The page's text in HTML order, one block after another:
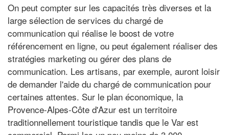
On peut compter sur les capacités très diverses et la
large sélection de services du chargé de
communication qui réalise le boost de votre
référencement en ligne, ou peut également réaliser des
stratégies marketing ou gérer des plans de
communication. Les artisans, par exemple, auront loisir
de demander l'aide du chargé de communication pour
certaines attentes. Sur le plan économique, la
Provence-Alpes-Côte d'Azur est un territoire
traditionnellement touristique tandis que le Var est